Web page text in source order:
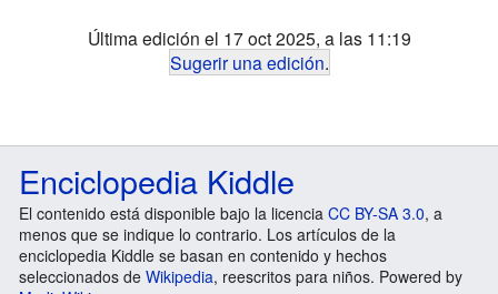
Última edición el 17 oct 2025, a las 11:19
Sugerir una edición.
Enciclopedia Kiddle
El contenido está disponible bajo la licencia CC BY-SA 3.0, a
menos que se indique lo contrario. Los artículos de la
enciclopedia Kiddle se basan en contenido y hechos
seleccionados de Wikipedia, reescritos para niños. Powered by